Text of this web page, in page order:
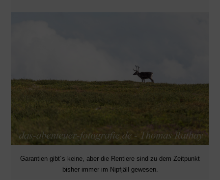
Garantien gibt´s keine, aber die Rentiere sind zu dem Zeitpunkt
bisher immer im Nipfjäll gewesen.